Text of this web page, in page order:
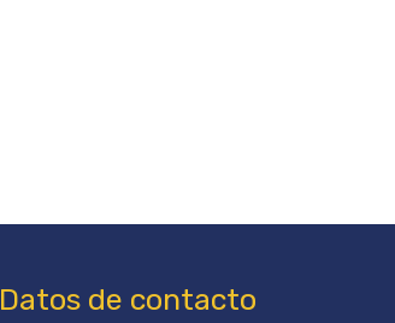
Datos de contacto